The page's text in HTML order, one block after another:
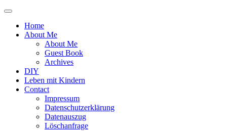
Menü
oder
ausblenden
Home
About Me
About Me
Guest Book
Archives
DIY
Leben mit Kindern
Contact
Impressum
Datenschutzerklärung
Datenauszug
Löschanfrage